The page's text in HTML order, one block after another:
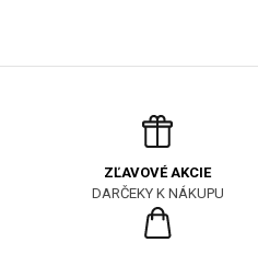
ZĽAVOVÉ AKCIE
DARČEKY K NÁKUPU